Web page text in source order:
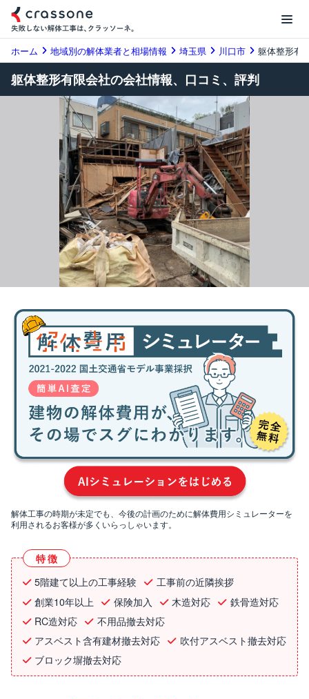
ホーム 地域別の解体業者と相場情報 埼玉県 川口市 躯体整形有
躯体整形有限会社の会社情報、口コミ、評判
解体工事の時期が未定でも、今後の計画のために解体費用シミュレーターを
利用されるお客様が多くいらっしゃいます。
特徴
5階建て以上の工事経験
工事前の近隣挨拶
創業10年以上
保険加入 木造対応
鉄骨造対応
RC造対応
不用品撤去対応
アスベスト含有建材撤去対応
吹付アスベスト撤去対応
ブロック塀撤去対応